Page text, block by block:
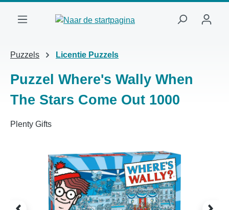
Puzzels Licentie Puzzels
Puzzel Where's Wally When
The Stars Come Out 1000
Plenty Gifts